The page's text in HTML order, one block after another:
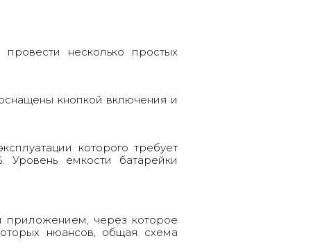
несколько простых
кнопкой включения и
которого требует
емкости батарейки
приложением, через которое
нюансов, общая схема